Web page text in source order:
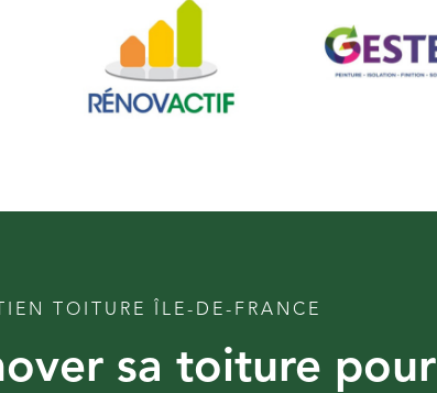
TOITURE ÎLE-DE-FRANCE
sa toiture pour